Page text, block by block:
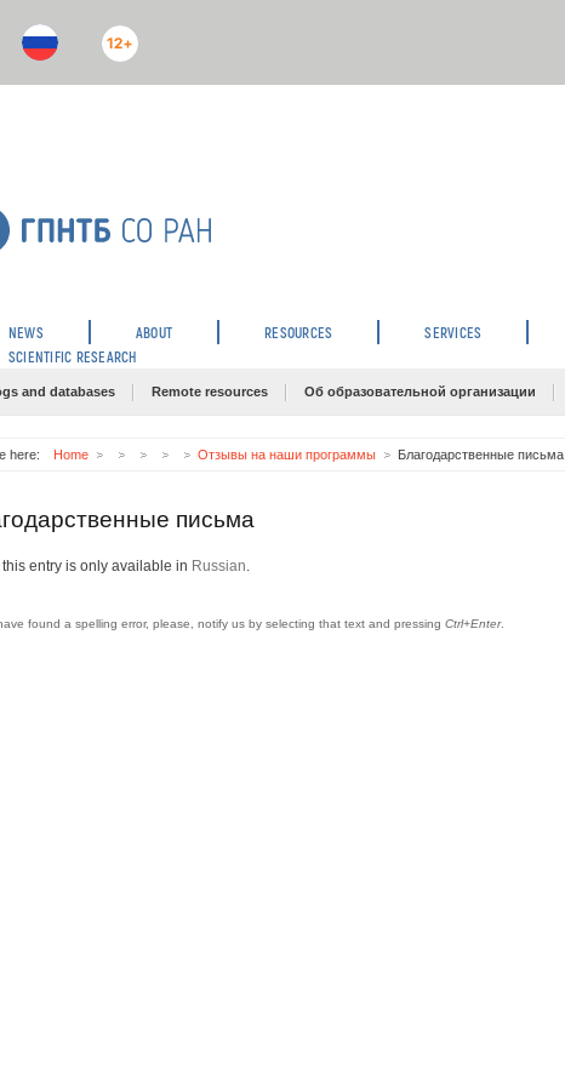
12+
NEWS ABOUT RESOURCES SERVICES
SCIENTIFIC RESEARCH
and databases Remote resources Об образовательной организации
here: Home Отзывы на наши программы Благодарственные письма
письма
this entry is only available in Russian.
found a spelling error, please, notify us by selecting that text and pressing Ctrl+Enter.